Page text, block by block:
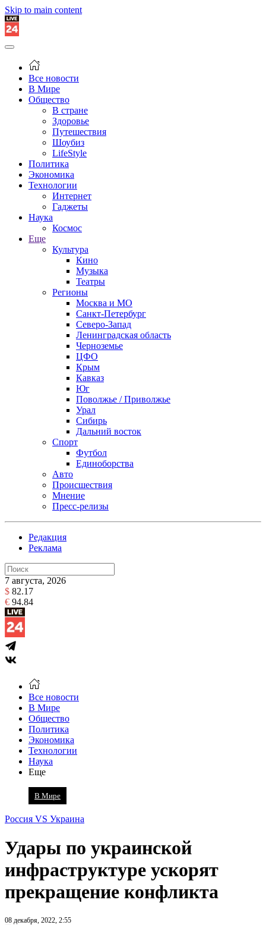
Skip to main content
Все новости
В Мире
Общество
В стране
Здоровье
Путешествия
Шоубиз
LifeStyle
Политика
Экономика
Технологии
Интернет
Гаджеты
Наука
Космос
Еще
Культура
Кино
Музыка
Театры
Регионы
Москва и МО
Санкт-Петербург
Северо-Запад
Ленинградская область
Черноземье
ЦФО
Крым
Кавказ
Юг
Поволжье / Приволжье
Урал
Сибирь
Дальний восток
Спорт
Футбол
Единоборства
Авто
Происшествия
Мнение
Пресс-релизы
Редакция
Реклама
7 августа, 2026
$ 82.17
€ 94.84
Все новости
В Мире
Общество
Политика
Экономика
Технологии
Наука
Еще
В Мире
Россия VS Украина
Удары по украинской
инфраструктуре ускорят
прекращение конфликта
08 декабря, 2022, 2:55